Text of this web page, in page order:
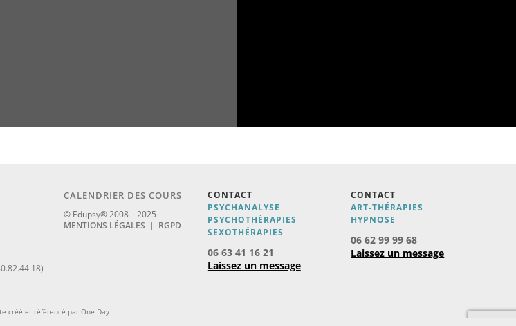
CALENDRIER DES COURS
© Edupsy® 2008 – 2025
MENTIONS LÉGALES | RGPD
CONTACT
PSYCHANALYSE
PSYCHOTHÉRAPIES
SEXOTHÉRAPIES
06 63 41 16 21
Laissez un message
CONTACT
ART-THÉRAPIES
HYPNOSE
06 62 99 99 68
Laissez un message
créé et référencé par One Day